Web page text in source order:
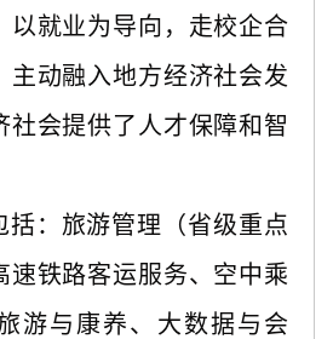
以就业为导向，走校企合
主动融入地方经济社会发
社会提供了人才保障和智
括：旅游管理（省级重点
速铁路客运服务、空中乘
游与康养、大数据与会